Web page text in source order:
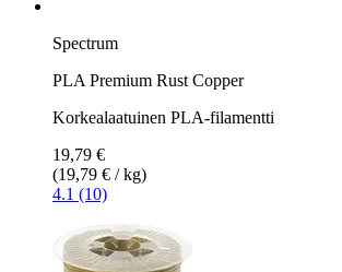
Spectrum
PLA Premium Rust Copper
Korkealaatuinen PLA-filamentti
19,79 €
(19,79 € / kg)
4.1 (10)